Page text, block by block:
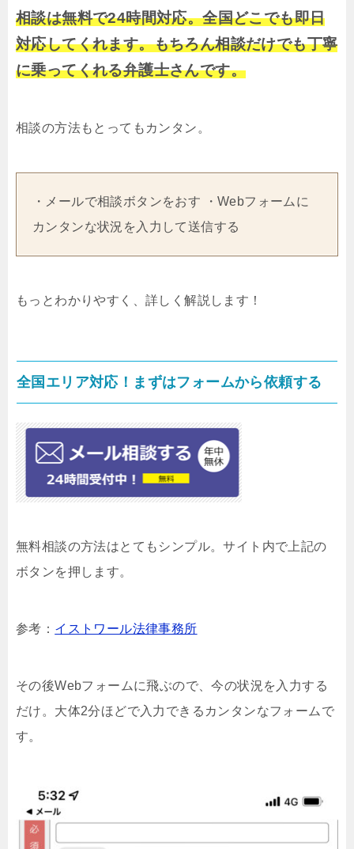
相談は無料で24時間対応。全国どこでも即日
対応してくれます。もちろん相談だけでも丁寧
に乗ってくれる弁護士さんです。
相談の方法もとってもカンタン。
・メールで相談ボタンをおす ・Webフォームに
カンタンな状況を入力して送信する
もっとわかりやすく、詳しく解説します！
全国エリア対応！まずはフォームから依頼する
無料相談の方法はとてもシンプル。サイト内で上記の
ボタンを押します。
参考： イストワール法律事務所
その後Webフォームに飛ぶので、今の状況を入力する
だけ。大体2分ほどで入力できるカンタンなフォームで
す。